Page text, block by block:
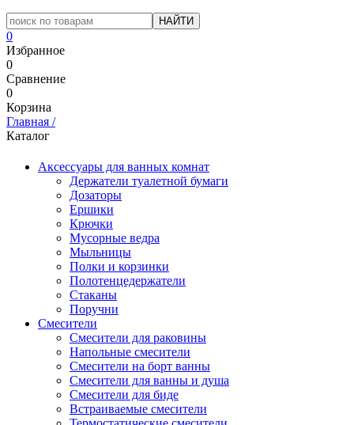
0
Избранное
0
Сравнение
0
Корзина
Главная /
Каталог
Аксессуары для ванных комнат
Держатели туалетной бумаги
Дозаторы
Ершики
Крючки
Мусорные ведра
Мыльницы
Полки и корзинки
Полотенцедержатели
Стаканы
Поручни
Смесители
Смесители для раковины
Напольные смесители
Смесители на борт ванны
Смесители для ванны и душа
Смесители для биде
Встраиваемые смесители